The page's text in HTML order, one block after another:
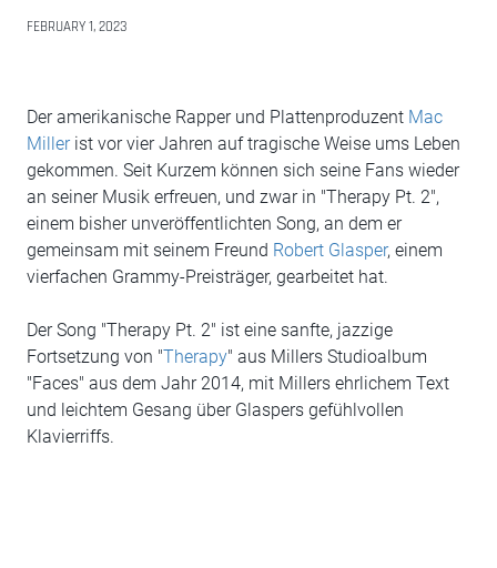
FEBRUARY 1, 2023
Der amerikanische Rapper und Plattenproduzent Mac
Millerist vor vier Jahren auf tragische Weise ums Leben
gekommen. Seit Kurzem können sich seine Fans wieder
an seiner Musik erfreuen, und zwar in "Therapy Pt. 2",
einem bisher unveröffentlichten Song, an dem er
gemeinsam mit seinem Freund Robert Glasper, einem
vierfachen Grammy-Preisträger, gearbeitet hat.
Der Song "Therapy Pt. 2" ist eine sanfte, jazzige
Fortsetzung von "Therapy" aus Millers Studioalbum
"Faces" aus dem Jahr 2014, mit Millers ehrlichem Text
und leichtem Gesang über Glaspers gefühlvollen
Klavierriffs.